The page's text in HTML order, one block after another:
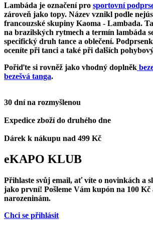
Lambáda je označení pro sportovní
zároveň jako topy. Název vznikl podle
francouzské skupiny Kaoma - Lambada.
na brazilských rytmech a termín lambáda
specifický druh tance a oblečení.
oceníte při tanci a také při dalších
Pořiďte si rovněž jako vhodný doplněk
bezešvá tanga.
30 dní na rozmyšlenou
Expedice zboží do druhého dne
Dárek k nákupu nad 499 Kč
eKAPO KLUB
Přihlaste svůj email, ať víte o novinkách a
jako první! Pošleme Vám kupón na 100 Kč
narozeninám.
Chci se přihlásit